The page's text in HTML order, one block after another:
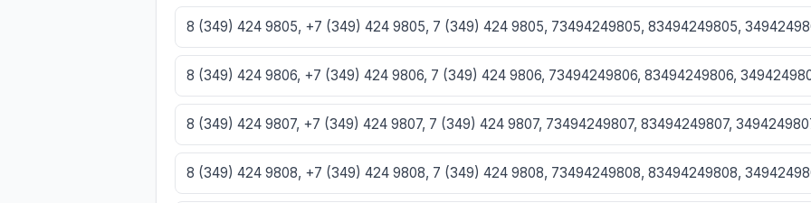
8 (349) 424 9805, +7 (349) 424 9805, 7 (349) 424 9805, 73494249805, 83494249805,
8 (349) 424 9806, +7 (349) 424 9806, 7 (349) 424 9806, 73494249806, 83494249806,
8 (349) 424 9807, +7 (349) 424 9807, 7 (349) 424 9807, 73494249807, 83494249807,
8 (349) 424 9808, +7 (349) 424 9808, 7 (349) 424 9808, 73494249808, 83494249808,